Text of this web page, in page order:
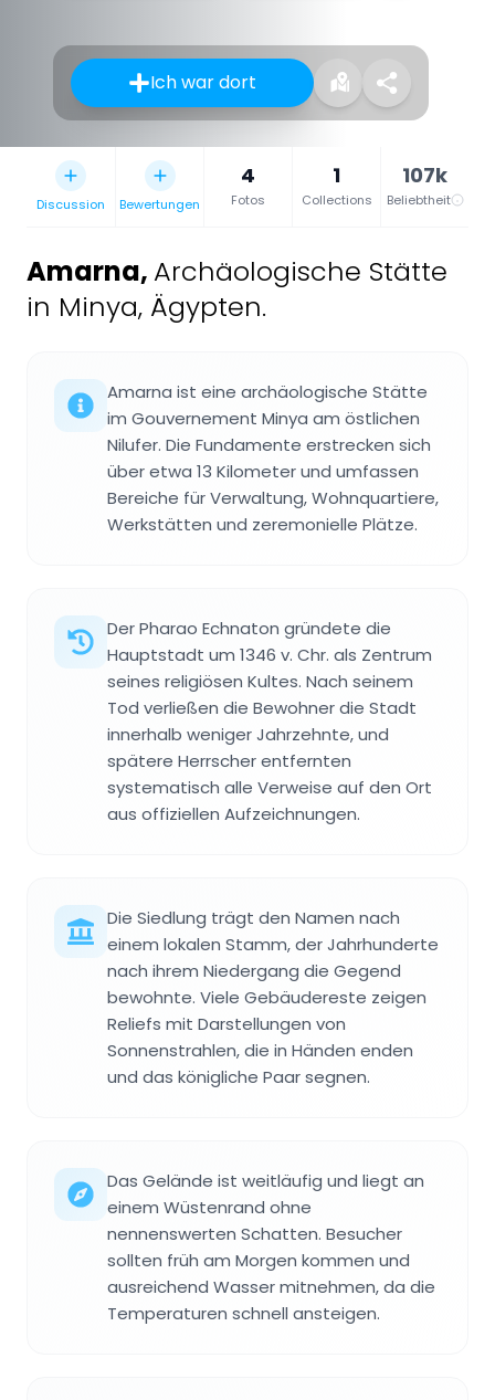
Ich war dort
Discussion Bewertungen
4
Fotos
1
Collections
107k
Beliebtheit
Amarna, Archäologische Stätte
in Minya, Ägypten.
Amarna ist eine archäologische Stätte
im Gouvernement Minya am östlichen
Nilufer. Die Fundamente erstrecken sich
über etwa 13 Kilometer und umfassen
Bereiche für Verwaltung, Wohnquartiere,
Werkstätten und zeremonielle Plätze.
Der Pharao Echnaton gründete die
Hauptstadt um 1346 v. Chr. als Zentrum
seines religiösen Kultes. Nach seinem
Tod verließen die Bewohner die Stadt
innerhalb weniger Jahrzehnte, und
spätere Herrscher entfernten
systematisch alle Verweise auf den Ort
aus offiziellen Aufzeichnungen.
Die Siedlung trägt den Namen nach
einem lokalen Stamm, der Jahrhunderte
nach ihrem Niedergang die Gegend
bewohnte. Viele Gebäudereste zeigen
Reliefs mit Darstellungen von
Sonnenstrahlen, die in Händen enden
und das königliche Paar segnen.
Das Gelände ist weitläufig und liegt an
einem Wüstenrand ohne
nennenswerten Schatten. Besucher
sollten früh am Morgen kommen und
ausreichend Wasser mitnehmen, da die
Temperaturen schnell ansteigen.